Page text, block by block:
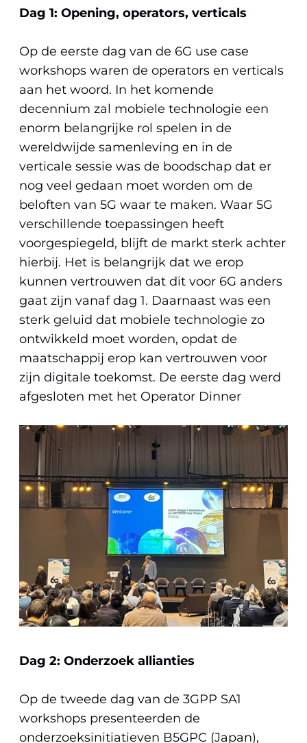
Dag 1: Opening, operators, verticals
Op de eerste dag van de 6G use case
workshops waren de operators en verticals
aan het woord. In het komende
decennium zal mobiele technologie een
enorm belangrijke rol spelen in de
wereldwijde samenleving en in de
verticale sessie was de boodschap dat er
nog veel gedaan moet worden om de
beloften van 5G waar te maken. Waar 5G
verschillende toepassingen heeft
voorgespiegeld, blijft de markt sterk achter
hierbij. Het is belangrijk dat we erop
kunnen vertrouwen dat dit voor 6G anders
gaat zijn vanaf dag 1. Daarnaast was een
sterk geluid dat mobiele technologie zo
ontwikkeld moet worden, opdat de
maatschappij erop kan vertrouwen voor
zijn digitale toekomst. De eerste dag werd
afgesloten met het Operator Dinner
Dag 2: Onderzoek allianties
Op de tweede dag van de 3GPP SA1
workshops presenteerden de
onderzoeksinitiatieven B5GPC (Japan),